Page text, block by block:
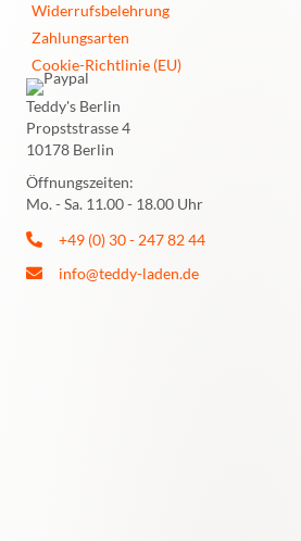
Widerrufsbelehrung
Zahlungsarten
Cookie-Richtlinie (EU)
Teddy's Berlin
Propststrasse 4
10178 Berlin
Öffnungszeiten:
Mo. - Sa. 11.00 - 18.00 Uhr
+49 (0) 30 - 247 82 44
info@teddy-laden.de